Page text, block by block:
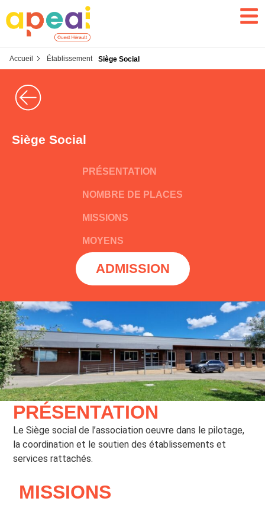
Accueil Établissement Siège Social
Siège Social
PRÉSENTATION
NOMBRE DE PLACES
MISSIONS
MOYENS
ADMISSION
PRÉSENTATION
Le Siège social de l’association oeuvre dans le pilotage,
la coordination et le soutien des établissements et
services rattachés.
MISSIONS